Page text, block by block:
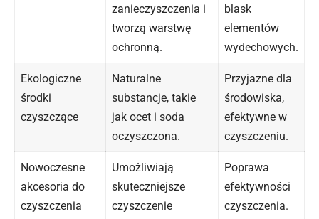
zanieczyszczenia i
tworzą warstwę
ochronną.
blask
elementów
wydechowych.
Ekologiczne
środki
czyszczące
Naturalne
substancje, takie
jak ocet i soda
oczyszczona.
Przyjazne dla
środowiska,
efektywne w
czyszczeniu.
Nowoczesne
akcesoria do
czyszczenia
Umożliwiają
skuteczniejsze
czyszczenie
Poprawa
efektywności
czyszczenia.